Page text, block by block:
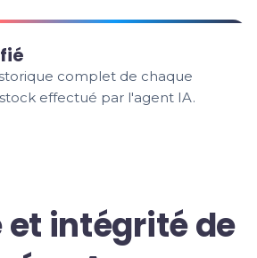
complet de chaque
effectué par l'agent IA.
et intégrité de